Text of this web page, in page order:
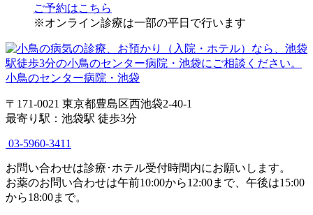
ご予約はこちら
※オンライン診療は一部の平日で行います
小鳥のセンター病院・池袋
〒171-0021 東京都豊島区西池袋2-40-1
最寄り駅：池袋駅 徒歩3分
03-5960-3411
お問い合わせは診療･ホテル受付時間内にお願いします。
お薬のお問い合わせは午前10:00から12:00まで、午後は15:00
から18:00まで。